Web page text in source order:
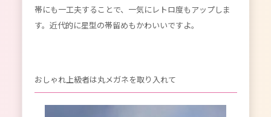
帯にも一工夫することで、一気にレトロ度もアップしま
す。近代的に星型の帯留めもかわいいですよ。
おしゃれ上級者は丸メガネを取り入れて